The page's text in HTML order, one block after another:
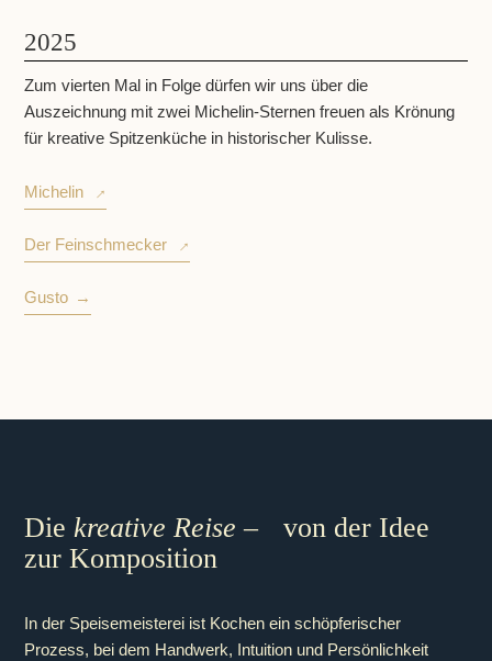
2025
Zum vierten Mal in Folge dürfen wir uns über die
Auszeichnung mit zwei Michelin-Sternen freuen als Krönung
für kreative Spitzenküche in historischer Kulisse.
Michelin
Der Feinschmecker
Gusto
Diekreative Reise – von der Idee
zur Komposition
In der Speisemeisterei ist Kochen ein schöpferischer
Prozess, bei dem Handwerk, Intuition und Persönlichkeit